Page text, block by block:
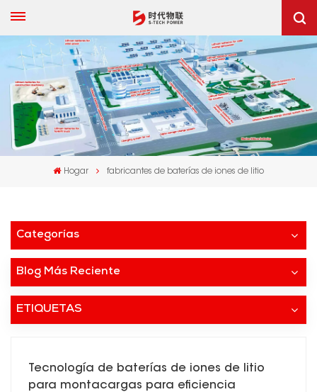
Hogar fabricantes de baterías de iones de litio
Categorías
Blog Más Reciente
ETIQUETAS
Tecnología de baterías de iones de litio
para montacargas para eficiencia